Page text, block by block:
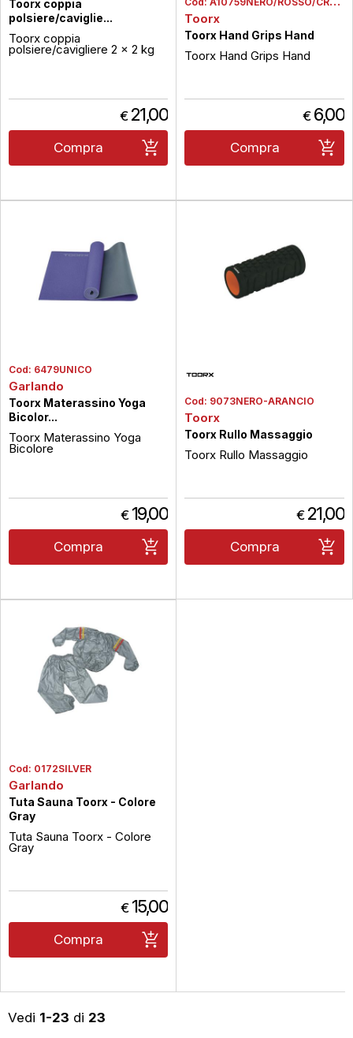
Toorx coppia
polsiere/caviglie...
Toorx coppia
polsiere/cavigliere 2 x 2 kg
€ 21,00
Compra
Toorx
Toorx Hand Grips Hand
Toorx Hand Grips Hand
€ 6,00
Compra
Cod: 6479UNICO
Garlando
Toorx Materassino Yoga
Bicolor...
Toorx Materassino Yoga
Bicolore
€ 19,00
Compra
Cod: 9073NERO-ARANCIO
Toorx
Toorx Rullo Massaggio
Toorx Rullo Massaggio
€ 21,00
Compra
Cod: 0172SILVER
Garlando
Tuta Sauna Toorx - Colore
Gray
Tuta Sauna Toorx - Colore
Gray
€ 15,00
Compra
Vedi 1-23 di 23